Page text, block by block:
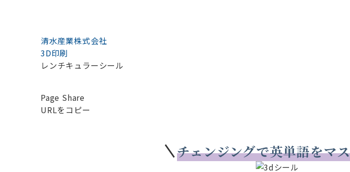
清水産業株式会社
3D印刷
レンチキュラーシール
Page Share
URLをコピー
チェンジングで英単語をマ